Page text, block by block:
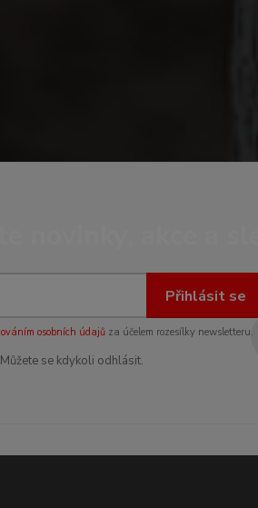
Přihlásit se
osobních údajůza účelem rozesílky newsletteru.
Můžete se kdykoli odhlásit.